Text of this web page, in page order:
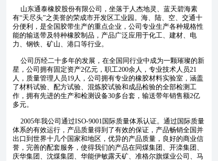
山东通泰橡胶股份有限公司，坐落于人杰地灵、蓝天碧海素
有“天尽头”之美誉的荣成市开发区工业园。海、陆、空、交通十
分便利，是全国胶带生产的重点企业，公司专业生产各种规格性
能的输送带及特种橡胶制品，产品广泛应用于化工、建材、电
力、钢铁、矿山、港口等行业。
公司历经二十多年的发展，在全国同行业中成为一颗璀璨的新
星，公司拥有固定资产2亿元，职工200余人，专业技术人员21
人，质量管理人员19人，公司拥有专业的橡胶材料实验室，涵盖
了材料试验、配方试验、混炼胶试验和成品检验的全部检测工
作，拥有先进的生产和检测设备30多台套，输送带年销售额2亿
多元。
2005年我公司通过ISO-9001国际质量体系认证。通过国际质量
体系的有效运行，产品质量得到了有效的保证，产品畅销全国并
出口到世界十几个国家和地区，优异的产品质量，良好的商业信
誉，完善的配套服务，使得我们的产品在同煤集团、开滦集团、
庆华集团、沈煤集团、华能伊敏露天矿、准格尔旗煤业公司、马